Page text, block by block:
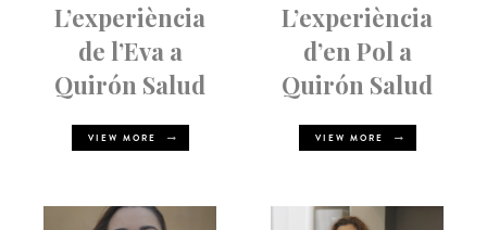
L’experiència
de l’Eva a
Quirón Salud
VIEW MORE
L’experiència
d’en Pol a
Quirón Salud
VIEW MORE